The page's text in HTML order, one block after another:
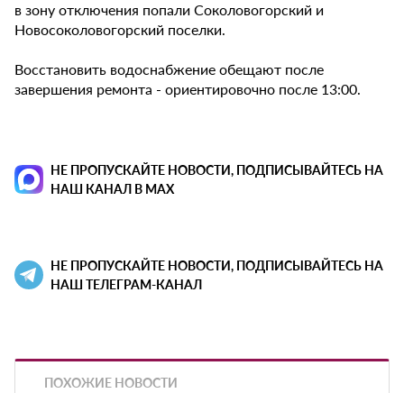
в зону отключения попали Соколовогорский и
Новосоколовогорский поселки.
Восстановить водоснабжение обещают после
завершения ремонта - ориентировочно после 13:00.
НЕ ПРОПУСКАЙТЕ НОВОСТИ, ПОДПИСЫВАЙТЕСЬ НА
НАШ КАНАЛ В MAX
НЕ ПРОПУСКАЙТЕ НОВОСТИ, ПОДПИСЫВАЙТЕСЬ НА
НАШ ТЕЛЕГРАМ-КАНАЛ
ПОХОЖИЕ НОВОСТИ